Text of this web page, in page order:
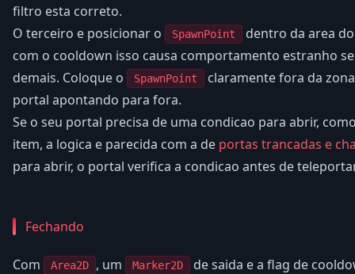
filtro esta correto.
O terceiro e posicionar o
SpawnPoint
dentro da area
com o cooldown isso causa comportamento estranho
demais. Coloque o
SpawnPoint
claramente fora da
portal apontando para fora.
Se o seu portal precisa de uma condicao para abrir,
item, a logica e parecida com a de portas trancadas e
para abrir, o portal verifica a condicao antes de
Fechando
Com Area2D , um Marker2D
de saida e a flag de